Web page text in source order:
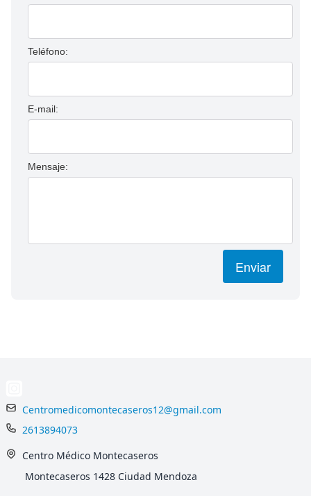
Teléfono:
E-mail:
Mensaje:
Enviar
Centromedicomontecaseros12@gmail.com
2613894073
Centro Médico Montecaseros
Montecaseros 1428 Ciudad Mendoza